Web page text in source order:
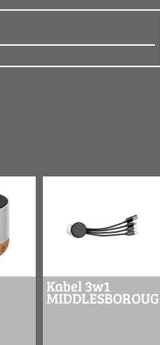
Kabel 3w1
MIDDLESBOROUGH